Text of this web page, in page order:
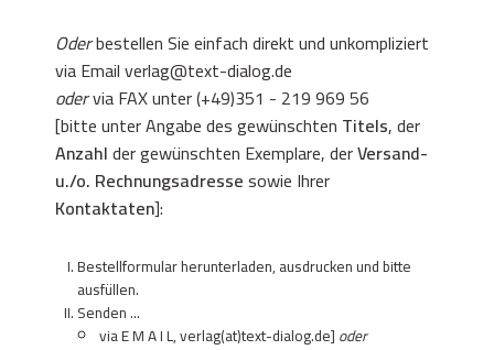
Oderbestellen Sie einfach direkt und unkompliziert
via Email verlag@text-dialog.de
odervia FAX unter(+49)351 - 219 969 56
[bitte unter Angabe des gewünschten Titels, der
Anzahlder gewünschten Exemplare, derVersand-
u./o. Rechnungsadressesowie Ihrer
Kontaktaten]:
Bestellformularherunterladen, ausdrucken und bitte
ausfüllen.
Senden ...
via E M A I L, verlag(at)text-dialog.de]oder